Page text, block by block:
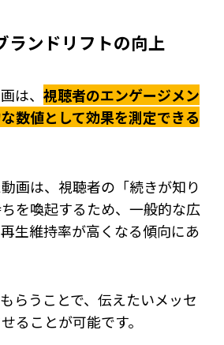
ランドリフトの向上
は、視聴者のエンゲージメン
数値として効果を測定できる
画は、視聴者の「続きが知り
を喚起するため、一般的な広
生維持率が高くなる傾向にあ
らうことで、伝えたいメッセ
ることが可能です。